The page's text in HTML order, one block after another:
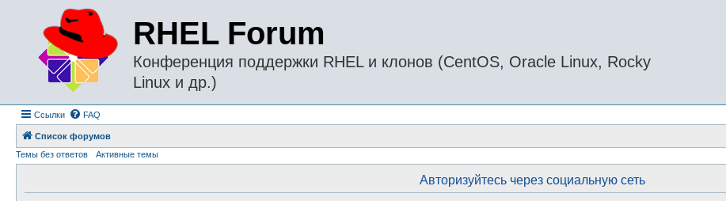
RHEL Forum
Конференция поддержки RHEL и клонов (CentOS, Oracle Linux, Rocky
Linux и др.)
Ссылки FAQ
Список форумов
Темы без ответов
Активные темы
Авторизуйтесь через социальную сеть